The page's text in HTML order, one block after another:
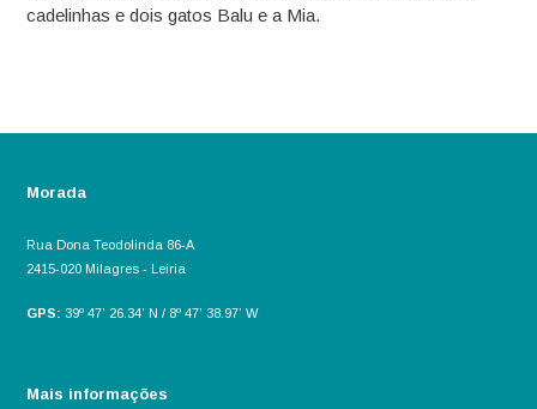
cadelinhas e dois gatos Balu e a Mia.
Morada
Rua Dona Teodolinda 86-A
2415-020 Milagres - Leiria
GPS: 39º 47’ 26.34’ N / 8º 47’ 38.97’ W
Mais informações